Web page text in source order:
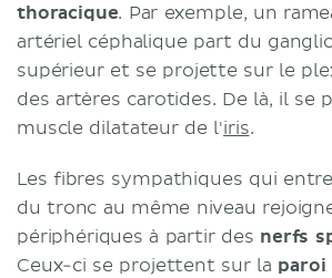
thoracique. Par exemple, un
artériel céphalique part du
supérieur et se projette sur le
des artères carotides. De là, il se
muscle dilatateur de l'iris.
Les fibres sympathiques qui
du tronc au même niveau
périphériques à partir des nerfs
Ceux-ci se projettent sur la paroi